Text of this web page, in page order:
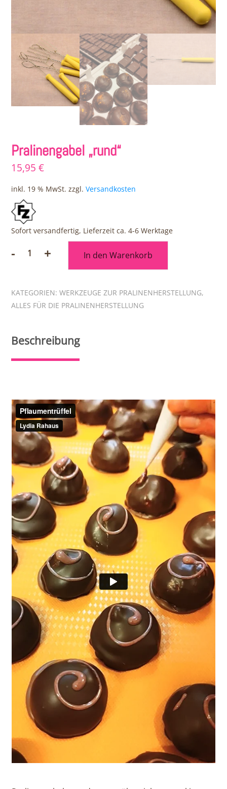
Pralinengabel „rund“
15,95 €
inkl. 19 % MwSt. zzgl. Versandkosten
Sofort versandfertig, Lieferzeit ca. 4-6 Werktage
-
Pralinengabel
+ In den Warenkorb
KATEGORIEN: WERKZEUGE ZUR PRALINENHERSTELLUNG,
ALLES FÜR DIE PRALINENHERSTELLUNG
Beschreibung